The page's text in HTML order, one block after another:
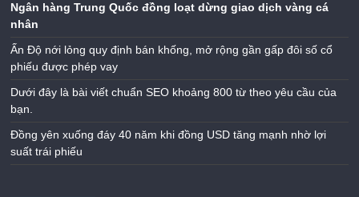
Ngân hàng Trung Quốc đồng loạt dừng giao dịch vàng cá
nhân
Ấn Độ nới lỏng quy định bán khống, mở rộng gần gấp đôi số cổ
phiếu được phép vay
Dưới đây là bài viết chuẩn SEO khoảng 800 từ theo yêu cầu của
bạn.
Đồng yên xuống đáy 40 năm khi đồng USD tăng mạnh nhờ lợi
suất trái phiếu